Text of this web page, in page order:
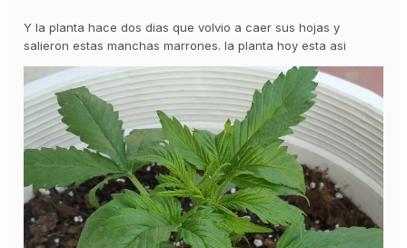
Y la planta hace dos dias que volvio a caer sus hojas y
salieron estas manchas marrones. la planta hoy esta asi